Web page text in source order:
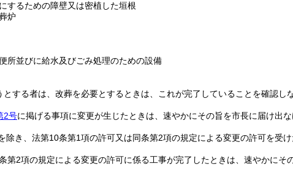
するための障壁又は密植した垣根
炉
所並びに給水及びごみ処理のための設備
する者は、改葬を必要とするときは、これが完了していることを確認し
2号に掲げる事項に変更が生じたときは、速やかにその旨を市長に届け出な
除き、法第10条第1項の許可又は同条第2項の規定による変更の許可を受
第2項の規定による変更の許可に係る工事が完了したときは、速やかにそ